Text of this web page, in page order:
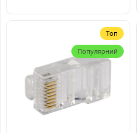
Топ
Популярний